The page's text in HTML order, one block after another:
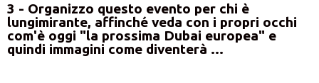
3 - Organizzo questo evento per chi è
lungimirante, affinché veda con i propri occhi
com'è oggi "la prossima Dubai europea" e
quindi immagini come diventerà ...